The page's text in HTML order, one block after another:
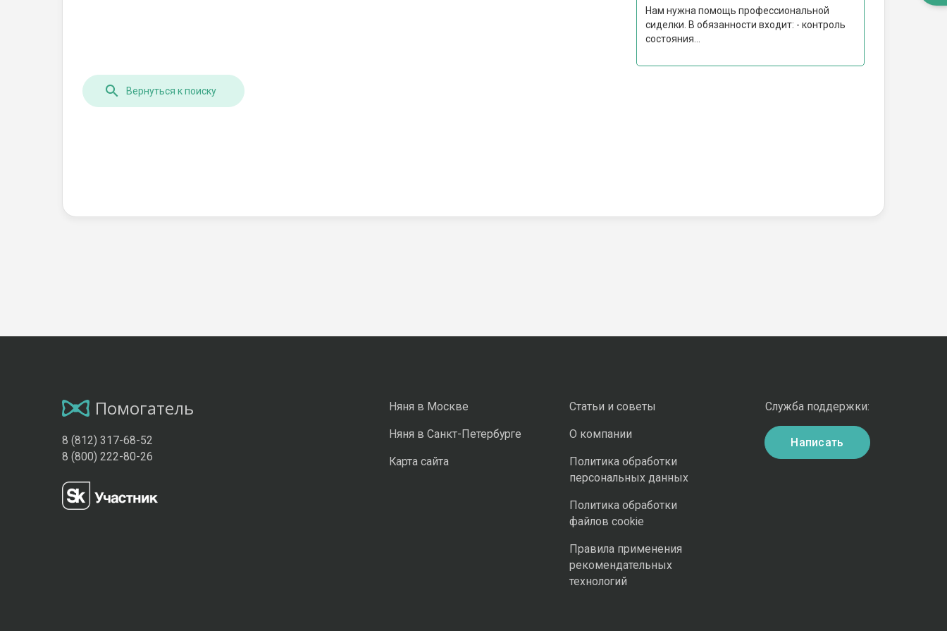
Нам нужна помощь профессиональной
сиделки. В обязанности входит: - контроль
состояния...
Вернуться к поиску
Помогатель
8 (812) 317-68-52
8 (800) 222-80-26
Няня в Москве
Няня в Санкт-Петербурге
Карта сайта
Статьи и советы
О компании
Политика обработки
персональных данных
Политика обработки
файлов cookie
Правила применения
рекомендательных
технологий
Служба поддержки:
Написать